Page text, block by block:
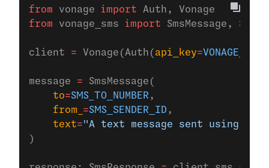
from vonage import Auth, Vonage
from vonage_sms import SmsMessage,
client = Vonage(Auth( api_key=
message = SmsMessage(
    to
=SMS_TO_NUMBER ,
    from_
=SMS_SENDER_ID ,
    text
="A text message sent using the
)